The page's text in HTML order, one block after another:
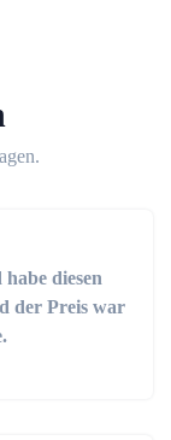
diesen
der Preis war